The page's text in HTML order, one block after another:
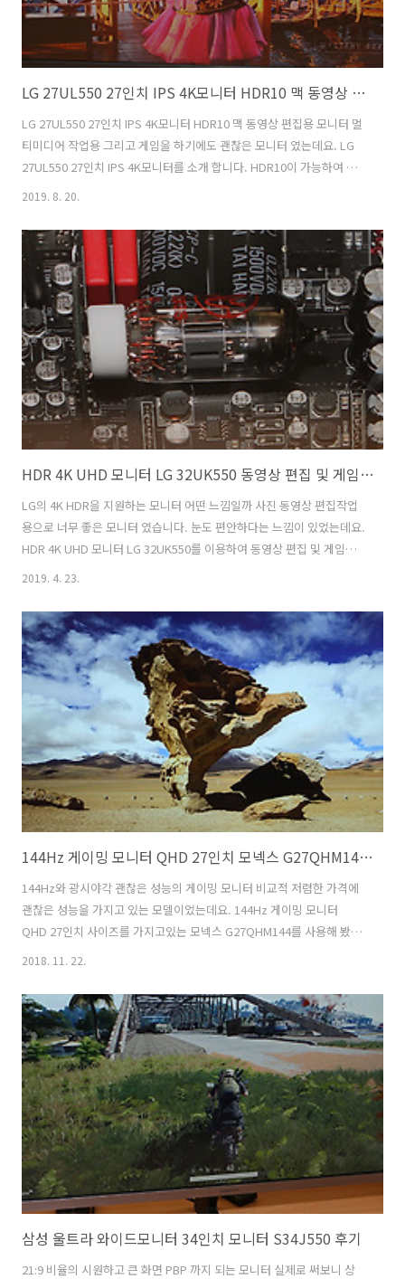
LG 27UL550 27인치 IPS 4K모니터 HDR10 맥 동영상 편집용 모니터
LG 27UL550 27인치 IPS 4K모니터 HDR10 맥 동영상 편집용 모니터 멀
티미디어 작업용 그리고 게임을 하기에도 괜찮은 모니터 였는데요. LG
27UL550 27인치 IPS 4K모니터를 소개 합니다. HDR10이 가능하여 영
상감상에도 좋고, 맥 동영상 편집용 모니터로 연결해봐도 느낌이 좋은 제
넣는게 추세인것 같습니다. 27인치의 4K 디스플레이 모니터면 어떻게
보면 조금 평범할 수 도 있는데요. 비슷한 스펙의 모니터가 이미 너무 많
이 나와있으니까요. 하지만 이 모니터는 기본기가 상당히 충실한 모니터
입니다. 안티글레어 타입으로 눈이 편안하고 플리커 프리를 지원해서 눈
도 편안한 타입 입니다. IPS 4K 디스플레이 그리고 ..
2019. 8. 20.
HDR 4K UHD 모니터 LG 32UK550 동영상 편집 및 게임 후기
LG의 4K HDR을 지원하는 모니터 어떤 느낌일까 사진 동영상 편집작업
용으로 너무 좋은 모니터 였습니다. 눈도 편안하다는 느낌이 있었는데요.
HDR 4K UHD 모니터 LG 32UK550를 이용하여 동영상 편집 및 게임을
해보고 평가를 해 봤습니다. 여러가지 모니터를 많이 써 봤는데요. 눈이
은 모니터 사용시 일부 모니터는 눈이 좀 아픈 느낌이 있었는데요. 금방
눈이 피곤해지는 모니터도 있었습니다. 그런데 LG 32UK550는 그런 느
낌이 없었습니다. 저도 눈이 꽤 예민한 편이긴 한데요. 이 모니터는 DCI-
P3 95%를 지원하면서도 화면 해상도가 무척 좋아서 다양한 작업을 할
때 편안하다는 느낌이 있었습니다. 프리앰프의 제품 내부를 ..
2019. 4. 23.
144Hz 게이밍 모니터 QHD 27인치 모넥스 G27QHM144 후기
144Hz와 광시야각 괜찮은 성능의 게이밍 모니터 비교적 저렴한 가격에
괜찮은 성능을 가지고 있는 모델이었는데요. 144Hz 게이밍 모니터
QHD 27인치 사이즈를 가지고있는 모넥스 G27QHM144를 사용해 봤습
니다. 적당한 화면 사이즈에 해상도 그리고 성능도 가지고 있는 제품이었
치열한 제품군중 하나입니다. 이 모니터도 그런 경쟁을 하고 있는 모니터
중 하나인데요. 배틀그라운드 게임을 하려면 이런 모니터를 쓸 수 있을
것 같습니다. 144Hz에서 체감이 훨씬 좋은 게임들이 있는데요. 배틀그
라운드 게임 같은 경우 60Hz 모니터로 게임을 하다가 144Hz를 써보면
체감 성능 차이가 확실히 나죠. 27인치에 QHD 해상도를 가진 모..
2018. 11. 22.
삼성 울트라 와이드모니터 34인치 모니터 S34J550 후기
21:9 비율의 시원하고 큰 화면 PBP 까지 되는 모니터 실제로 써보니 상